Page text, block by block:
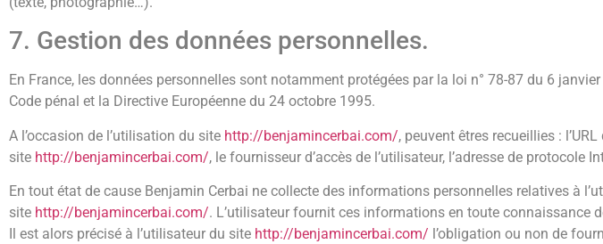
7. Gestion des données personnelles.
En France, les données personnelles sont notamment protégées par la loi n° 78-87 du 6
Code pénal et la Directive Européenne du 24 octobre 1995.
A l’occasion de l’utilisation du site http://benjamincerbai.com/, peuvent êtres recueillies :
site http://benjamincerbai.com/, le fournisseur d’accès de l’utilisateur, l’adresse de protocole
En tout état de cause Benjamin Cerbai ne collecte des informations personnelles relatives à
site http://benjamincerbai.com/. L’utilisateur fournit ces informations en toute connaissance
Il est alors précisé à l’utilisateur du site http://benjamincerbai.com/ l’obligation ou non de